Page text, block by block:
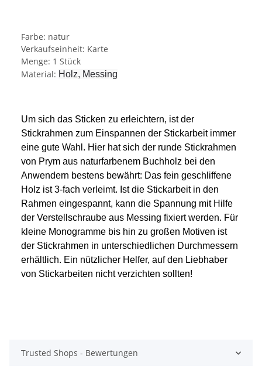
Farbe: natur
Verkaufseinheit: Karte
Menge: 1 Stück
Material: Holz, Messing
Um sich das Sticken zu erleichtern, ist der
Stickrahmen zum Einspannen der Stickarbeit immer
eine gute Wahl. Hier hat sich der runde Stickrahmen
von Prym aus naturfarbenem Buchholz bei den
Anwendern bestens bewährt: Das fein geschliffene
Holz ist 3-fach verleimt. Ist die Stickarbeit in den
Rahmen eingespannt, kann die Spannung mit Hilfe
der Verstellschraube aus Messing fixiert werden. Für
kleine Monogramme bis hin zu großen Motiven ist
der Stickrahmen in unterschiedlichen Durchmessern
erhältlich. Ein nützlicher Helfer, auf den Liebhaber
von Stickarbeiten nicht verzichten sollten!
Trusted Shops - Bewertungen